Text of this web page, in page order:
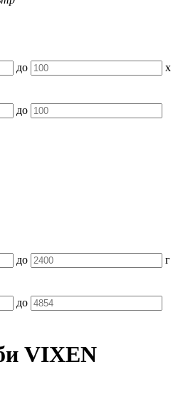
до x
до
до г
до
VIXEN